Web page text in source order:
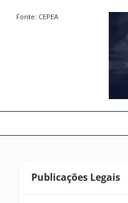
Fonte: CEPEA
Publicações Legais